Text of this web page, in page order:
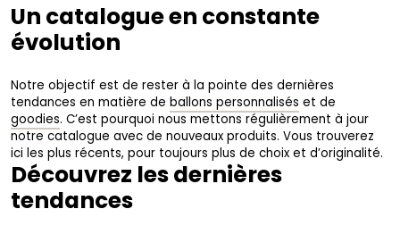
Un catalogue en constante
évolution
Notre objectif est de rester à la pointe des dernières
tendances en matière de ballons personnalisés et de
goodies. C’est pourquoi nous mettons régulièrement à jour
notre catalogue avec de nouveaux produits. Vous trouverez
ici les plus récents, pour toujours plus de choix et d’originalité.
Découvrez les dernières
tendances